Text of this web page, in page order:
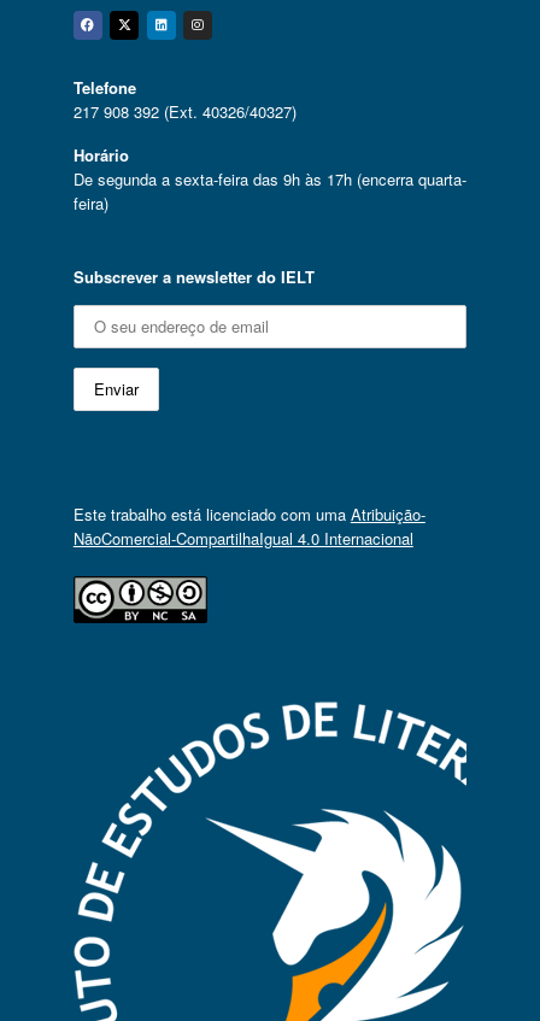
Facebook
Twitter
Linkedin
Instagram
Telefone
217 908 392 (Ext. 40326/40327)
Horário
De segunda a sexta-feira das 9h às 17h (encerra quarta-
feira)
Subscrever a newsletter do IELT
Este trabalho está licenciado com uma Atribuição-
NãoComercial-CompartilhaIgual 4.0 Internacional